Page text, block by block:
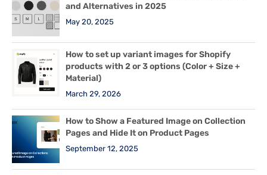
and Alternatives in 2025
May 20, 2025
How to set up variant images for Shopify
products with 2 or 3 options (Color + Size +
Material)
March 29, 2026
How to Show a Featured Image on Collection
Pages and Hide It on Product Pages
September 12, 2025